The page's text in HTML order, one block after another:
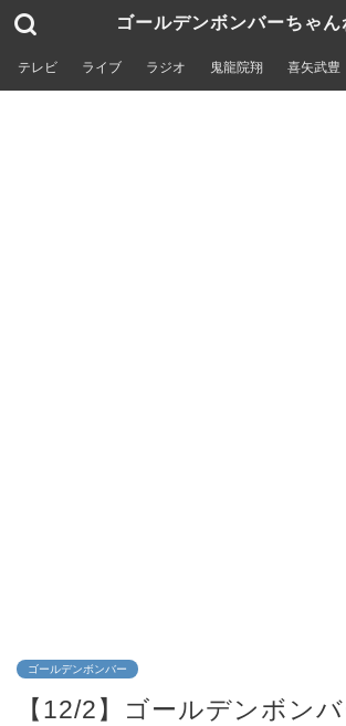
ゴールデンボンバーちゃん
テレビ ライブ ラジオ 鬼龍院翔 喜矢武豊
ゴールデンボンバー
【12/2】ゴールデンボン